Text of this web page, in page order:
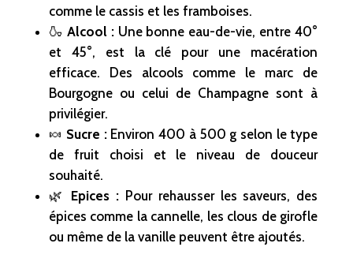
comme le cassis et les framboises.
🍶 Alcool :Une bonne eau-de-vie, entre 40°
et 45°, est la clé pour une macération
efficace. Des alcools comme le marc de
Bourgogne ou celui de Champagne sont à
privilégier.
🍬 Sucre :Environ 400 à 500 g selon le type
de fruit choisi et le niveau de douceur
souhaité.
🌿 Epices : Pour rehausser les saveurs, des
épices comme la cannelle, les clous de girofle
ou même de la vanille peuvent être ajoutés.